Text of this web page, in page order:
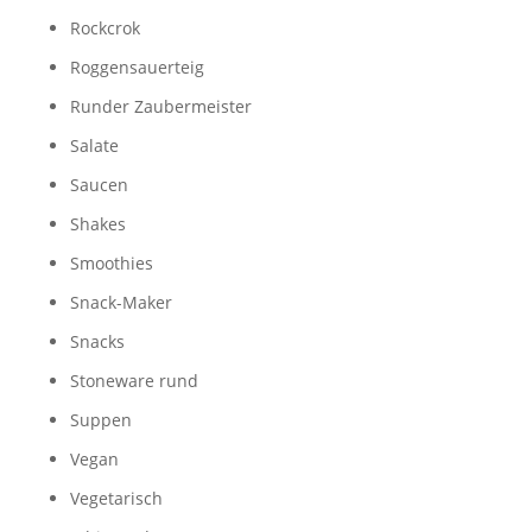
Rockcrok
Roggensauerteig
Runder Zaubermeister
Salate
Saucen
Shakes
Smoothies
Snack-Maker
Snacks
Stoneware rund
Suppen
Vegan
Vegetarisch